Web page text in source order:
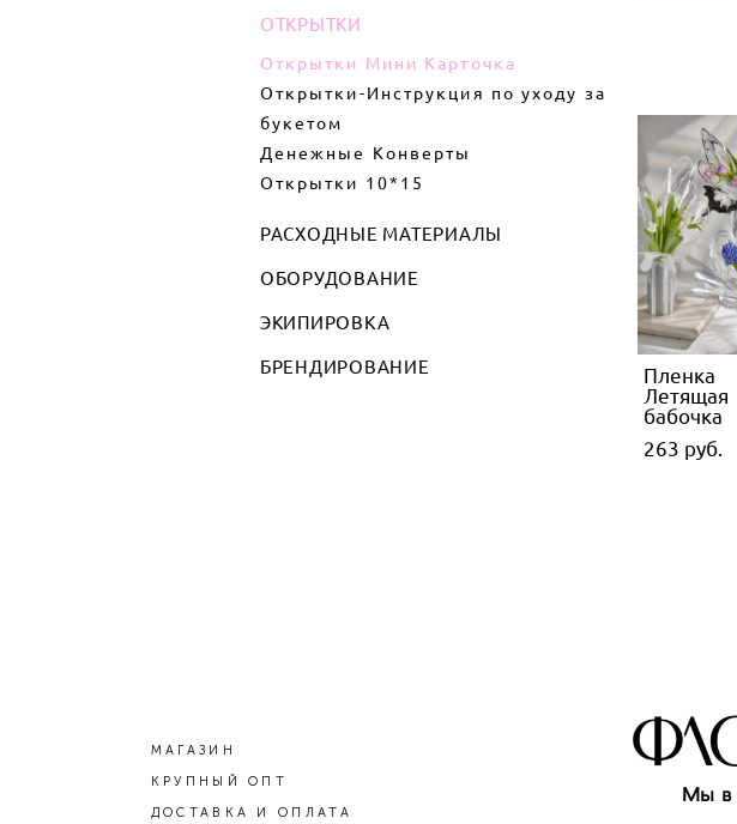
ОТКРЫТКИ
Открытки Мини Карточка
Открытки-Инструкция по уходу за
букетом
Денежные Конверты
Открытки 10*15
РАСХОДНЫЕ МАТЕРИАЛЫ
ОБОРУДОВАНИЕ
ЭКИПИРОВКА
БРЕНДИРОВАНИЕ
Пленка
Летящая
бабочка
263 pуб.
МАГАЗИН
КРУПНЫЙ ОПТ
ДОСТАВКА И ОПЛАТА
Мы в